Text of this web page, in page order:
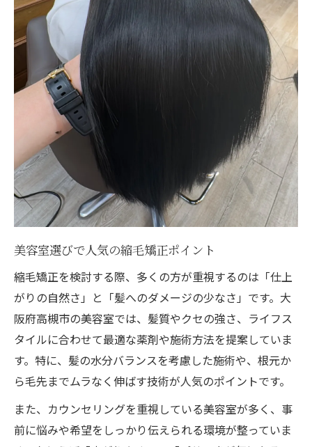
美容室選びで人気の縮毛矯正ポイント
縮毛矯正を検討する際、多くの方が重視するのは「仕上
がりの自然さ」と「髪へのダメージの少なさ」です。大
阪府高槻市の美容室では、髪質やクセの強さ、ライフス
タイルに合わせて最適な薬剤や施術方法を提案していま
す。特に、髪の水分バランスを考慮した施術や、根元か
ら毛先までムラなく伸ばす技術が人気のポイントです。
また、カウンセリングを重視している美容室が多く、事
前に悩みや希望をしっかり伝えられる環境が整っていま